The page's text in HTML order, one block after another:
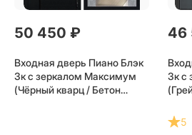
50 450 ₽
Входная дверь Пиано Блэк
3к с зеркалом Максимум
(Чёрный кварц / Бетон
46
3к с
5